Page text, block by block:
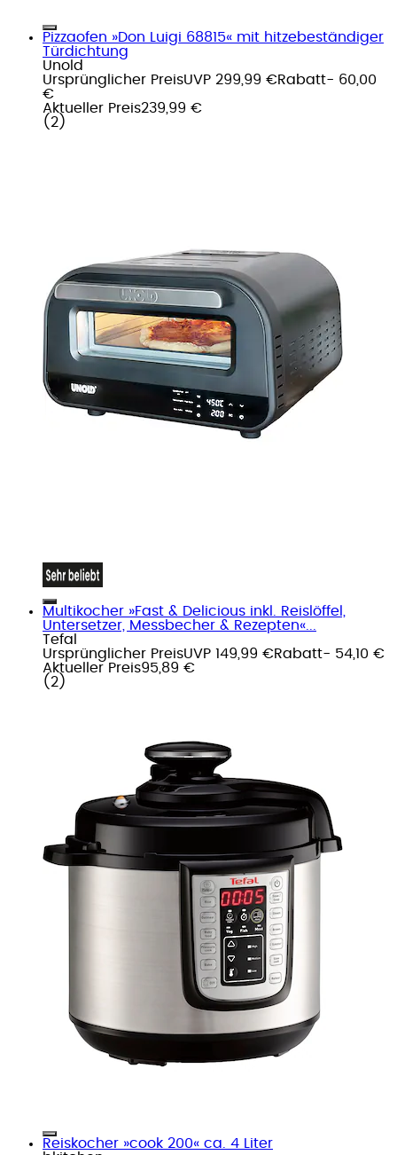
Pizzaofen »Don Luigi 68815« mit hitzebeständiger
Türdichtung
Unold
Ursprünglicher PreisUVP 299,99 €Rabatt- 60,00
€
Aktueller Preis239,99 €
( 2 )
Multikocher »Fast & Delicious inkl. Reislöffel,
Untersetzer, Messbecher & Rezepten«...
Tefal
Ursprünglicher PreisUVP 149,99 €Rabatt- 54,10 €
Aktueller Preis95,89 €
( 2 )
Reiskocher »cook 200« ca. 4 Liter